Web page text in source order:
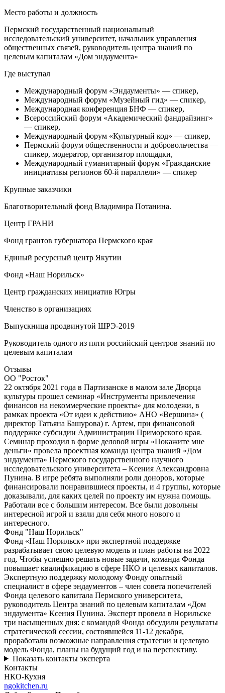
Место работы и должность
Пермский государственный национальный
исследовательский университет, начальник управления
общественных связей, руководитель центра знаний по
целевым капиталам «Дом эндаумента»
Где выступал
Международный форум «Эндаументы» — спикер,
Международный форум «Музейный гид» — спикер,
Международная конференция БНФ — спикер,
Всероссийский форум «Академический фандрайзинг»
— спикер,
Международный форум «Культурный код» — спикер,
Пермский форум общественности и добровольчества —
спикер, модератор, организатор площадки,
Международный гуманитарный форум «Гражданские
инициативы регионов 60-й параллели» — спикер
Крупные заказчики
Благотворительный фонд Владимира Потанина.
Центр ГРАНИ
Фонд грантов губернатора Пермского края
Единый ресурсный центр Якутии
Фонд «Наш Норильск»
Центр гражданских инициатив Югры
Членство в организациях
Выпускница продвинутой ШРЭ-2019
Руководитель одного из пяти российский центров знаний по
целевым капиталам
Отзывы
ОО "Росток"
22 октября 2021 года в Партизанске в малом зале Дворца
культуры прошел семинар «Инструменты привлечения
финансов на некоммерческие проекты» для молодежи, в
рамках проекта «От идеи к действию» АНО «Вершина» (
директор Татьяна Башурова) г. Артем, при финансовой
поддержке субсидии Администрации Приморского края.
Семинар проходил в форме деловой игры «Покажите мне
деньги» провела проектная команда центра знаний «Дом
эндаумента» Пермского государственного научного
исследовательского университета – Ксения Александровна
Пунина. В игре ребята выполняли роли доноров, которые
финансировали понравившиеся проекты, и 4 группы, которые
доказывали, для каких целей по проекту им нужна помощь.
Работали все с большим интересом. Все были довольны
интересной игрой и взяли для себя много нового и
интересного.
Фонд "Наш Норильск"
Фонд «Наш Норильск» при экспертной поддержке
разрабатывает свою целевую модель и план работы на 2022
год. Чтобы успешно решать новые задачи, команда Фонда
повышает квалификацию в сфере НКО и целевых капиталов.
Экспертную поддержку молодому Фонду опытный
специалист в сфере эндаументов – член совета попечителей
Фонда целевого капитала Пермского университета,
руководитель Центра знаний по целевым капиталам «Дом
эндаумента» Ксения Пунина. Эксперт провела в Норильске
три насыщенных дня: с командой Фонда обсудили результаты
стратегической сессии, состоявшейся 11-12 декабря,
проработали возможные направления стратегии и целевую
модель Фонда, планы на будущий год и на перспективу.
Показать контакты эксперта
Контакты
НКО-Кухня
ngokitchen.ru